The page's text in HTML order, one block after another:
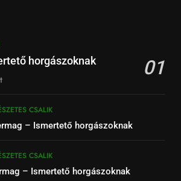
horgászoknak 01
CSALIK
– Ismertető horgászoknak
CSALIK
– Ismertető horgászoknak